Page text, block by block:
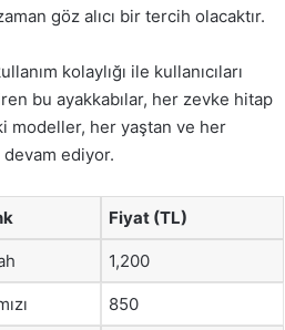
göz alıcı bir tercih olacaktır.
kolaylığı ile kullanıcıları
bu ayakkabılar, her zevke hitap
modeller, her yaştan ve her
devam ediyor.
Fiyat (TL)
1,200
850